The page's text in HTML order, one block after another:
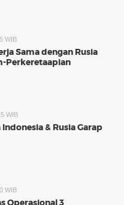
WIB
Sama dengan Rusia
Perkeretaapian
WIB
& Rusia Garap
WIB
Operasional 3